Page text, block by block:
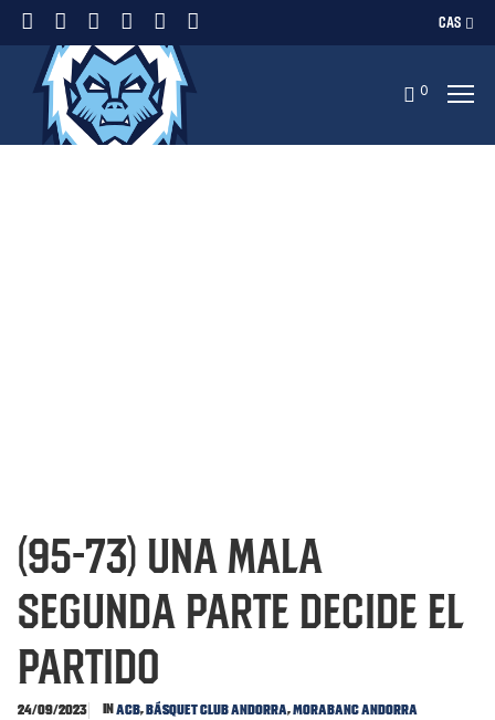
CAS
0
(95-73) Una mala
segunda parte decide el
partido
24/09/2023 InACB,Básquet Club Andorra,MoraBanc Andorra